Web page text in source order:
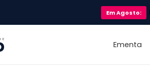
EmAgosto:
Ementa